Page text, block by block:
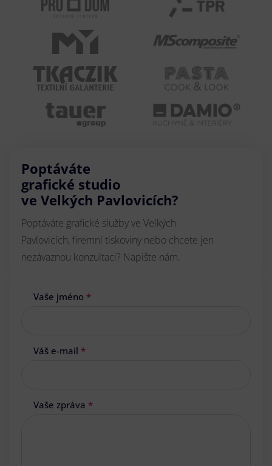
Poptáváte
grafické studio
ve Velkých Pavlovicích?
Poptáváte grafické služby ve Velkých
Pavlovicích, firemní tiskoviny nebo chcete jen
nezávaznou konzultaci? Napište nám.
Vaše jméno *
Váš e-mail *
Vaše zpráva *